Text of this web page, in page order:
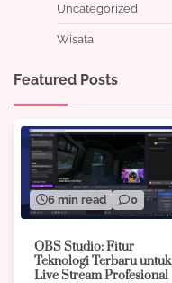
Uncategorized
Wisata
Featured Posts
6 min read 0
OBS Studio: Fitur
Teknologi Terbaru untuk
Live Stream Profesional